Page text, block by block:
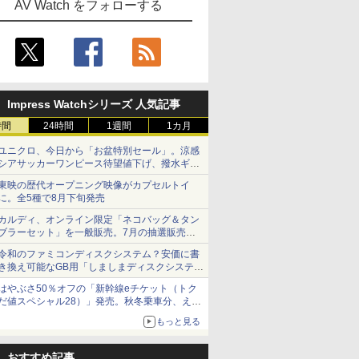
AV Watch をフォローする
Impress Watchシリーズ 人気記事
24時間 1週間 1カ月
ニクロ、今日から「お盆特別セール」。涼感
アサッカーワンピース待望値下げ、撥水ギア
ョーツは1990円に
映の歴代オープニング映像がカプセルトイ
。全5種で8月下旬発売
ルディ、オンライン限定「ネコバッグ＆タン
ラーセット」を一般販売。7月の抽選販売の
選無効分
和のファミコンディスクシステム？安価に書
換え可能なGB用「しましまディスクシステ
」
やぶさ50％オフの「新幹線eチケット（トク
値スペシャル28）」発売。秋冬乗車分、えき
もっと見る